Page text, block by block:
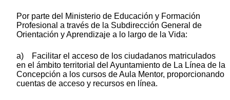
Por parte del Ministerio de Educación y Formación
Profesional a través de la Subdirección General de
Orientación y Aprendizaje a lo largo de la Vida:
a) Facilitar el acceso de los ciudadanos matriculados
en el ámbito territorial del Ayuntamiento de La Línea de la
Concepción a los cursos de Aula Mentor, proporcionando
cuentas de acceso y recursos en línea.